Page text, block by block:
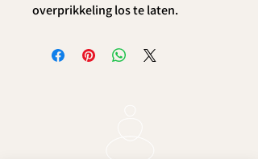
overprikkeling los te laten.